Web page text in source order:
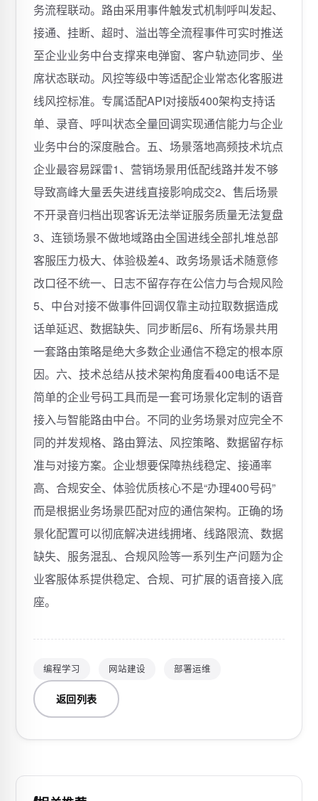
务流程联动。路由采用事件触发式机制呼叫发起、
接通、挂断、超时、溢出等全流程事件可实时推送
至企业业务中台支撑来电弹窗、客户轨迹同步、坐
席状态联动。风控等级中等适配企业常态化客服进
线风控标准。专属适配API对接版400架构支持话
单、录音、呼叫状态全量回调实现通信能力与企业
业务中台的深度融合。五、场景落地高频技术坑点
企业最容易踩雷1、营销场景用低配线路并发不够
导致高峰大量丢失进线直接影响成交2、售后场景
不开录音归档出现客诉无法举证服务质量无法复盘
3、连锁场景不做地域路由全国进线全部扎堆总部
客服压力极大、体验极差4、政务场景话术随意修
改口径不统一、日志不留存存在公信力与合规风险
5、中台对接不做事件回调仅靠主动拉取数据造成
话单延迟、数据缺失、同步断层6、所有场景共用
一套路由策略是绝大多数企业通信不稳定的根本原
因。六、技术总结从技术架构角度看400电话不是
简单的企业号码工具而是一套可场景化定制的语音
接入与智能路由中台。不同的业务场景对应完全不
同的并发规格、路由算法、风控策略、数据留存标
准与对接方案。企业想要保障热线稳定、接通率
高、合规安全、体验优质核心不是“办理400号码”
而是根据业务场景匹配对应的通信架构。正确的场
景化配置可以彻底解决进线拥堵、线路限流、数据
缺失、服务混乱、合规风险等一系列生产问题为企
业客服体系提供稳定、合规、可扩展的语音接入底
座。
编程学习 网站建设 部署运维
返回列表